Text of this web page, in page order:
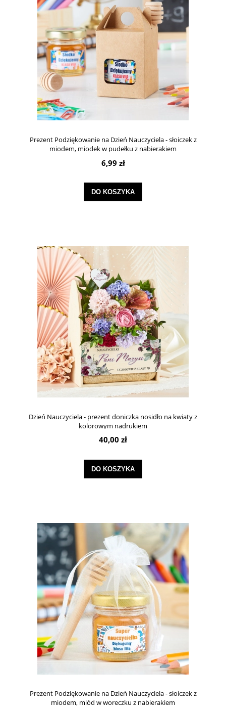
Prezent Podziękowanie na Dzień Nauczyciela - słoiczek z
miodem, miodek w pudełku z nabierakiem
6,99 zł
DO KOSZYKA
Dzień Nauczyciela - prezent doniczka nosidło na kwiaty z
kolorowym nadrukiem
40,00 zł
DO KOSZYKA
Prezent Podziękowanie na Dzień Nauczyciela - słoiczek z
miodem, miód w woreczku z nabierakiem